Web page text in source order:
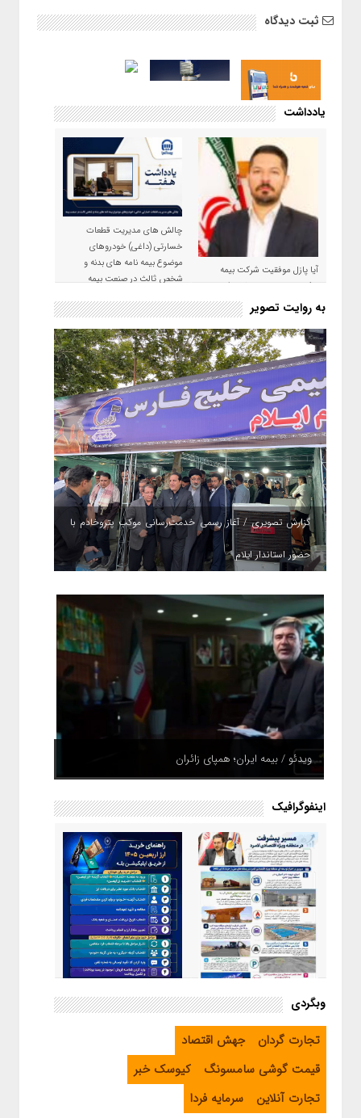
ثبت دیدگاه
یادداشت
آیا پازل موفقیت شرکت بیمه
حکمت صبا در سال ۱۴۰۵ کامل می
شود؟!
چالش های مدیریت قطعات
خسارتی (داغی) خودروهای
موضوع بیمه نامه های بدنه و
شخص ثالث در صنعت بیمه
به روایت تصویر
گزارش تصویری / آغاز رسمی خدمت‌رسانی موکب پتروخادم با
حضور استاندار ایلام
ویدئو / بیمه ایران؛ همپای زائران
اینفوگرافیک
اینفوگرافیک / مسیر پیشرفت در
منطقه ویژه اقتصادی لامرد
اینفوگرافیک / راهنمای خرید ارز
اربعین از طریق اپلیکیشن بله
وبگردی
تجارت گردان
جهش اقتصاد
قیمت گوشی سامسونگ
کیوسک خبر
تجارت آنلاین
سرمایه فردا